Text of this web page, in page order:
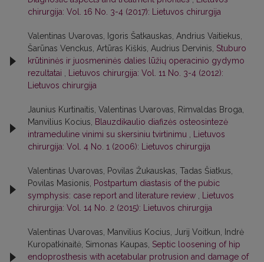
chirurgija: Vol. 16 No. 3-4 (2017): Lietuvos chirurgija
Valentinas Uvarovas, Igoris Šatkauskas, Andrius Vaitiekus,
Šarūnas Venckus, Artūras Kiškis, Audrius Dervinis, Stuburo
krūtininės ir juosmeninės dalies lūžių operacinio gydymo
rezultatai
Lietuvos chirurgija: Vol. 11 No. 3-4 (2012):
Lietuvos chirurgija
Jaunius Kurtinaitis, Valentinas Uvarovas, Rimvaldas Broga,
Manvilius Kocius,
Blauzdikaulio diafizės osteosintezė
intrameduline vinimi su skersiniu tvirtinimu
Lietuvos
chirurgija: Vol. 4 No. 1 (2006): Lietuvos chirurgija
Valentinas Uvarovas, Povilas Žukauskas, Tadas Šiatkus,
Povilas Masionis,
Postpartum diastasis of the pubic
symphysis: case report and literature review
Lietuvos
chirurgija: Vol. 14 No. 2 (2015): Lietuvos chirurgija
Valentinas Uvarovas, Manvilius Kocius, Jurij Voitkun, Indrė
Kuropatkinaitė, Simonas Kaupas, Septic loosening of hip
endoprosthesis with acetabular protrusion and damage of